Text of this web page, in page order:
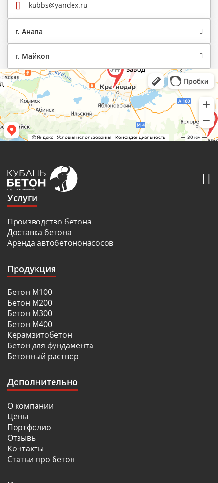
kubbs@yandex.ru
г. Анапа
г. Майкоп
Услуги
Производство бетона
Доставка бетона
Аренда автобетононасосов
Продукция
Бетон М100
Бетон М200
Бетон М300
Бетон М400
Керамзитобетон
Бетон для фундамента
Бетонный раствор
Дополнительно
О компании
Цены
Портфолио
Отзывы
Контакты
Статьи про бетон